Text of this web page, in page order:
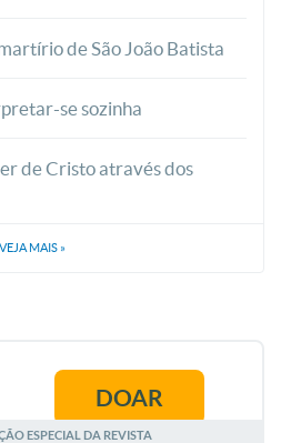
de São João Batista
se sozinha
de Cristo através dos
VEJA MAIS »
DOAR
ESPECIAL DA REVISTA